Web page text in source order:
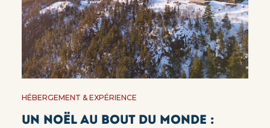
HÉBERGEMENT & EXPÉRIENCE
Un Noël au bout du monde :